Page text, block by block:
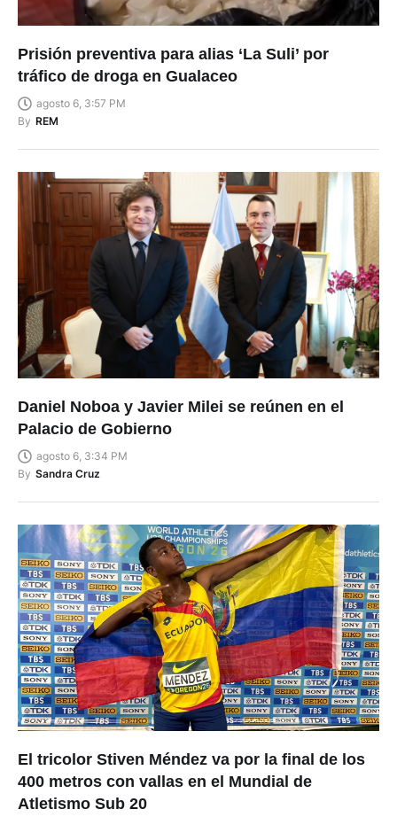
Prisión preventiva para alias ‘La Suli’ por
tráfico de droga en Gualaceo
agosto 6, 3:57 PM
By REM
Daniel Noboa y Javier Milei se reúnen en el
Palacio de Gobierno
agosto 6, 3:34 PM
By Sandra Cruz
El tricolor Stiven Méndez va por la final de los
400 metros con vallas en el Mundial de
Atletismo Sub 20